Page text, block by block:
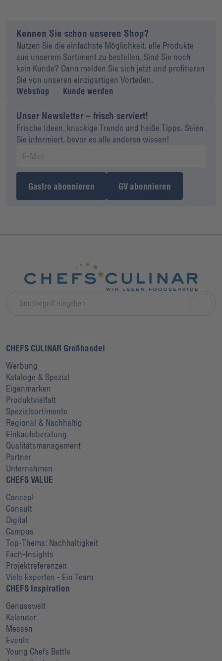
Kennen Sie schon unseren Shop?
Nutzen Sie die einfachste Möglichkeit, alle Produkte
aus unserem Sortiment zu bestellen. Sind Sie noch
kein Kunde? Dann melden Sie sich jetzt und profitieren
Sie von unseren einzigartigen Vorteilen.
Webshop
Kunde werden
Unser Newsletter – frisch serviert!
Frische Ideen, knackige Trends und heiße Tipps. Seien
Sie informiert, bevor es alle anderen wissen!
Gastro abonnieren GV abonnieren
CHEFS CULINAR Großhandel
Werbung
Kataloge & Spezial
Eigenmarken
Produktvielfalt
Spezialsortimente
Regional & Nachhaltig
Einkaufsberatung
Qualitätsmanagement
Partner
Unternehmen
CHEFS VALUE
Concept
Consult
Digital
Campus
Top-Thema: Nachhaltigkeit
Fach-Insights
Projektreferenzen
Viele Experten - Ein Team
CHEFS Inspiration
Genusswelt
Kalender
Messen
Events
Young Chefs Battle